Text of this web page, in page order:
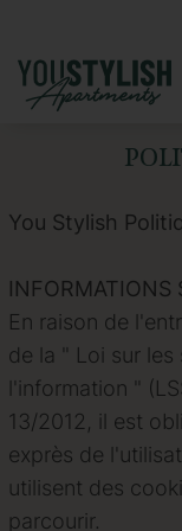
You Stylish
INFORMATIONS
En raison de
de la " Loi sur
l'information "
13/2012, il est
exprès de
utilisent des
parcourir.